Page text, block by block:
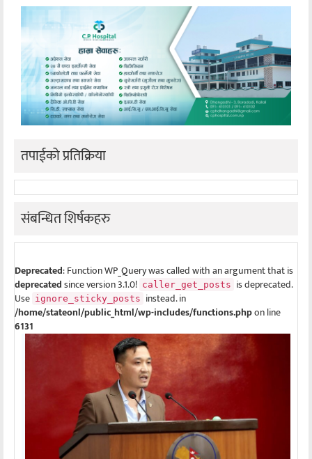
तपाईको प्रतिक्रिया
संबन्धित शिर्षकहरु
Deprecated: Function WP_Query was called with an argument that is
deprecatedsince version 3.1.0! caller_get_posts is deprecated.
Use ignore_sticky_posts instead. in
/home/stateonl/public_html/wp-includes/functions.phpon line
6131